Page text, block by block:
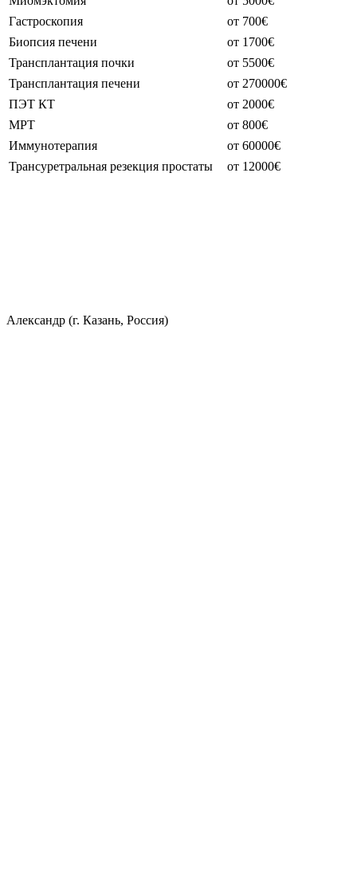
Гастроскопия
от 700€
Биопсия печени
от 1700€
Трансплантация почки
от 5500€
Трансплантация печени
от 270000€
ПЭТ КТ
от 2000€
МРТ
от 800€
Иммунотерапия
от 60000€
Трансуретральная резекция простаты
от 12000€
Александр (г. Казань, Россия)